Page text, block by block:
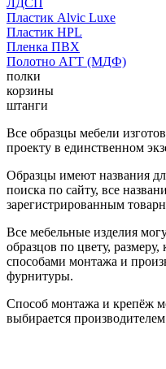
Пластик Alvic Luxe
Пластик HPL
Пленка ПВХ
Полотно АГТ (МДФ)
полки
корзины
штанги
Все образцы мебели
проекту в единственном
Образцы имеют названия
поиска по сайту, все
зарегистрированным
Все мебельные изделия
образцов по цвету,
способами монтажа и
фурнитуры.
Способ монтажа и крепёж
выбирается